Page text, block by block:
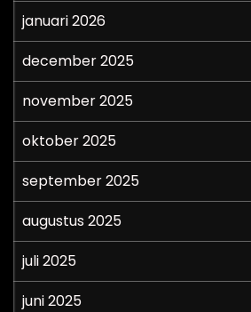
januari 2026
december 2025
november 2025
oktober 2025
september 2025
augustus 2025
juli 2025
juni 2025